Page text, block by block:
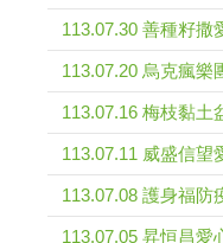
113.07.30 善種籽撒
113.07.20 烏克瘋樂
113.07.16 梅枝黏土
113.07.11 威盛信望
113.07.08 護身福防
113.07.05 昇恒昌愛